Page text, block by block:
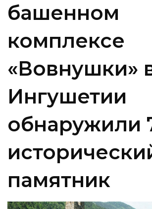
башенном
комплексе
«Вовнушки»
Ингушетии
обнаружили
памятник